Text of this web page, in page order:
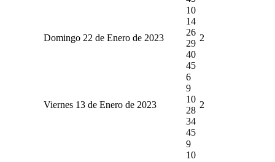
Domingo 22 de Enero de 2023
10
14
26
29
40
45
2
Viernes 13 de Enero de 2023
6
9
10
28
34
45
2
9
10